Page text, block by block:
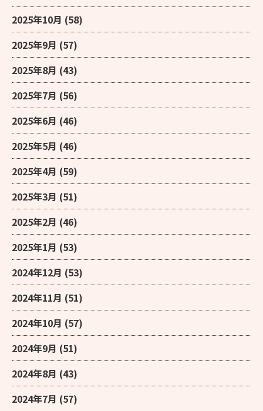
2025年10月 (58)
2025年9月 (57)
2025年8月 (43)
2025年7月 (56)
2025年6月 (46)
2025年5月 (46)
2025年4月 (59)
2025年3月 (51)
2025年2月 (46)
2025年1月 (53)
2024年12月 (53)
2024年11月 (51)
2024年10月 (57)
2024年9月 (51)
2024年8月 (43)
2024年7月 (57)